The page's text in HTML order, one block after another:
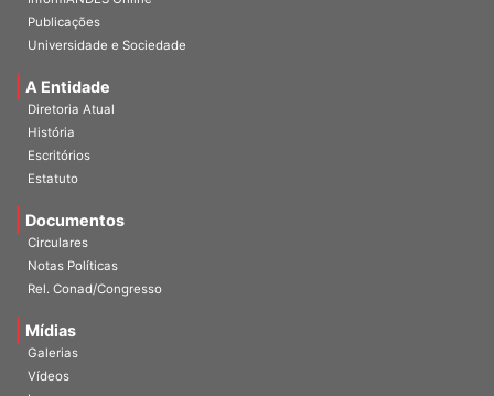
Publicações
Universidade e Sociedade
Diretoria Atual
História
Escritórios
Estatuto
Circulares
Notas Políticas
Rel. Conad/Congresso
Galerias
Vídeos
Imagens